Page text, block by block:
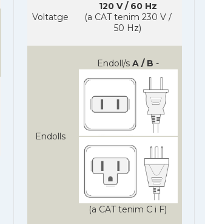
Voltatge
120 V / 60 Hz
(a CAT tenim 230 V /
50 Hz)
Endolls
Endoll/s A / B -
(a CAT tenim C i F)